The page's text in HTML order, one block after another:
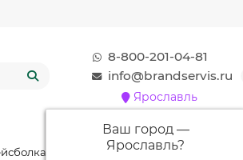
8-800-201-04-81
info@brandservis.ru
Ярославль
Ваш город —
Ярославль?
детская Unit Kids, зеленая